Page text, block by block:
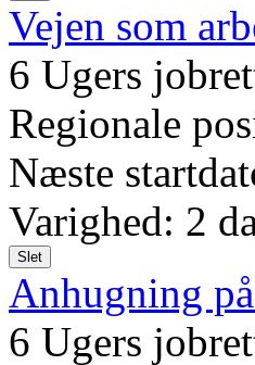
Vejen som
6 Ugers
Regionale
Næste
Varighed: 2
Slet
Anhugning
6 Ugers